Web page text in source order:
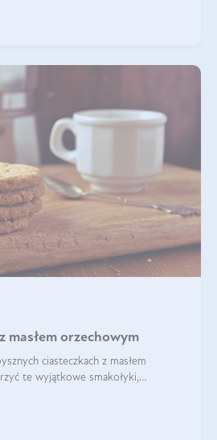
masłem orzechowym
ciasteczkach z masłem
te wyjątkowe smakołyki,